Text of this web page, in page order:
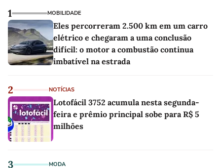
1 MOBILIDADE
Eles percorreram 2.500 km em um carro
elétrico e chegaram a uma conclusão
difícil: o motor a combustão continua
imbatível na estrada
2 NOTÍCIAS
Lotofácil 3752 acumula nesta segunda-
feira e prêmio principal sobe para R$ 5
milhões
3 MODA